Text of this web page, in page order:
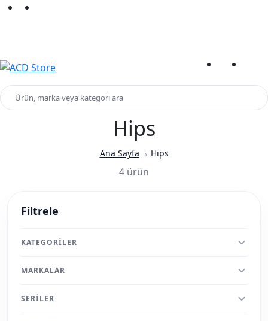
Ürün, marka veya kategori ara
Hips
Ana Sayfa Hips
4 ürün
Filtrele
KATEGORILER
MARKALAR
SERILER